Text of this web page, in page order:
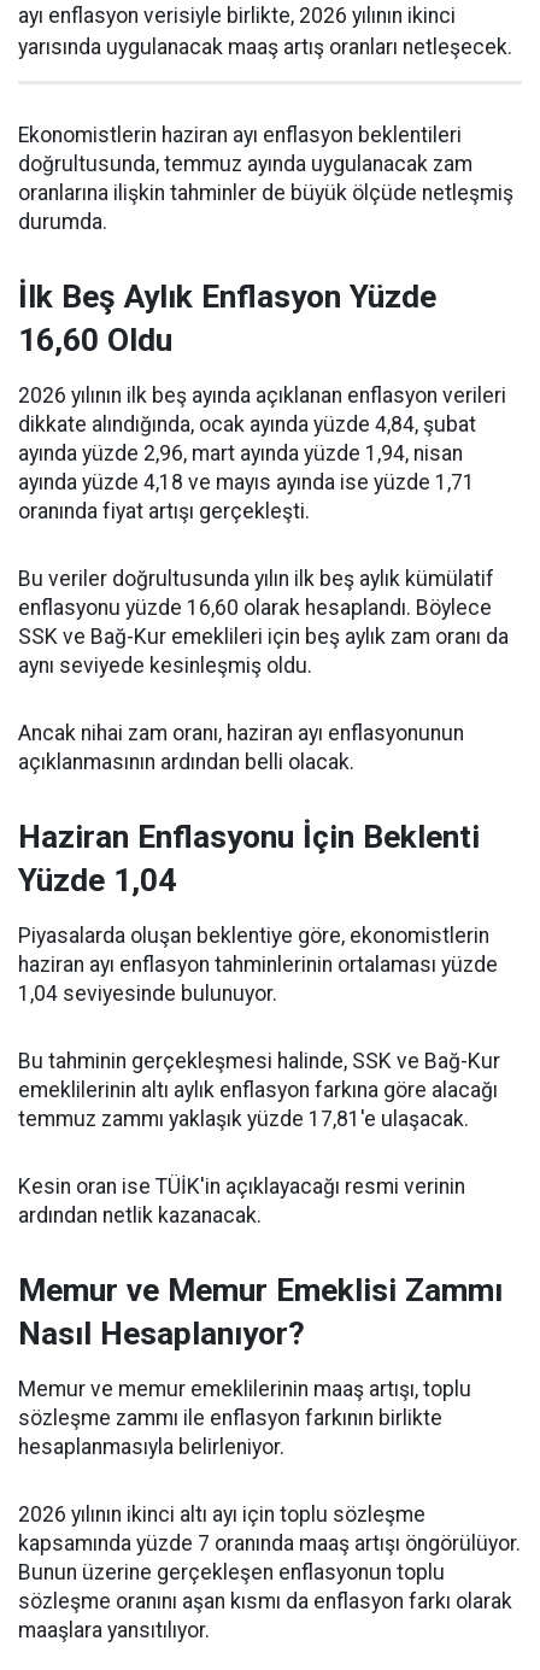
ayı enflasyon verisiyle birlikte, 2026 yılının ikinci
yarısında uygulanacak maaş artış oranları netleşecek.
Ekonomistlerin haziran ayı enflasyon beklentileri
doğrultusunda, temmuz ayında uygulanacak zam
oranlarına ilişkin tahminler de büyük ölçüde netleşmiş
durumda.
İlk Beş Aylık Enflasyon Yüzde
16,60 Oldu
2026 yılının ilk beş ayında açıklanan enflasyon verileri
dikkate alındığında, ocak ayında yüzde 4,84, şubat
ayında yüzde 2,96, mart ayında yüzde 1,94, nisan
ayında yüzde 4,18 ve mayıs ayında ise yüzde 1,71
oranında fiyat artışı gerçekleşti.
Bu veriler doğrultusunda yılın ilk beş aylık kümülatif
enflasyonu yüzde 16,60 olarak hesaplandı. Böylece
SSK ve Bağ-Kur emeklileri için beş aylık zam oranı da
aynı seviyede kesinleşmiş oldu.
Ancak nihai zam oranı, haziran ayı enflasyonunun
açıklanmasının ardından belli olacak.
Haziran Enflasyonu İçin Beklenti
Yüzde 1,04
Piyasalarda oluşan beklentiye göre, ekonomistlerin
haziran ayı enflasyon tahminlerinin ortalaması yüzde
1,04 seviyesinde bulunuyor.
Bu tahminin gerçekleşmesi halinde, SSK ve Bağ-Kur
emeklilerinin altı aylık enflasyon farkına göre alacağı
temmuz zammı yaklaşık yüzde 17,81'e ulaşacak.
Kesin oran ise TÜİK'in açıklayacağı resmi verinin
ardından netlik kazanacak.
Memur ve Memur Emeklisi Zammı
Nasıl Hesaplanıyor?
Memur ve memur emeklilerinin maaş artışı, toplu
sözleşme zammı ile enflasyon farkının birlikte
hesaplanmasıyla belirleniyor.
2026 yılının ikinci altı ayı için toplu sözleşme
kapsamında yüzde 7 oranında maaş artışı öngörülüyor.
Bunun üzerine gerçekleşen enflasyonun toplu
sözleşme oranını aşan kısmı da enflasyon farkı olarak
maaşlara yansıtılıyor.